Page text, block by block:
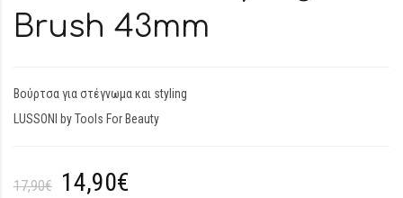
Brush 43mm
Βούρτσα για στέγνωμα και styling
LUSSONI by Tools For Beauty
17,90€ 14,90€